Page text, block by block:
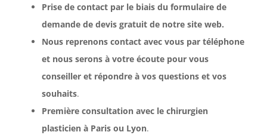
Prise de contact par le biais du formulaire de
demande de devis gratuit de notre site web.
Nous reprenons contact avec vous par téléphone
et nous serons à votre écoute pour vous
conseiller et répondre à vos questions et vos
souhaits.
Première consultation avec le chirurgien
plasticien à Paris ou Lyon.